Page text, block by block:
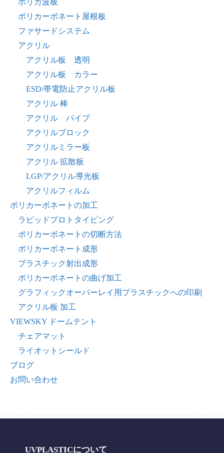
ポリカ波板
ポリカーボネート屋根板
ファサードシステム
アクリル
アクリル板 透明
アクリル板 カラー
ESD/帯電防止アクリル板
アクリル 棒
アクリル パイプ
アクリルブロック
アクリルミラー板
アクリル 拡散板
LGP/アクリル導光板
アクリルフィルム
ポリカーボネートの加工
ラピッドプロトタイピング
ポリカーボネートの切断方法
ポリカーボネート成形
プラスチック射出成形
ポリカーボネートの曲げ加工
グラフィックオーバーレイ用プラスチックへの印刷
アクリル板 加工
VIEWSKY ドームテント
チェアマット
ライオットシールド
ブログ
お問い合わせ
UVPLASTICについて